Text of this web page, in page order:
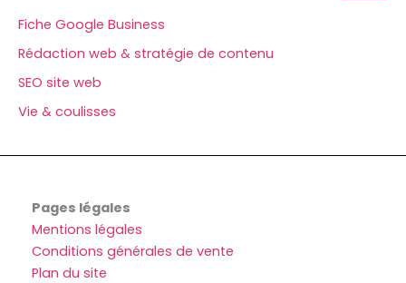
solutions
Fiche Google Business
Rédaction web & stratégie de contenu
SEO site web
Vie & coulisses
Pages légales
Mentions légales
Conditions générales de vente
Plan du site